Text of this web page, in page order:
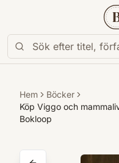
Hem
Böcker
Köp Viggo och
Bokloop